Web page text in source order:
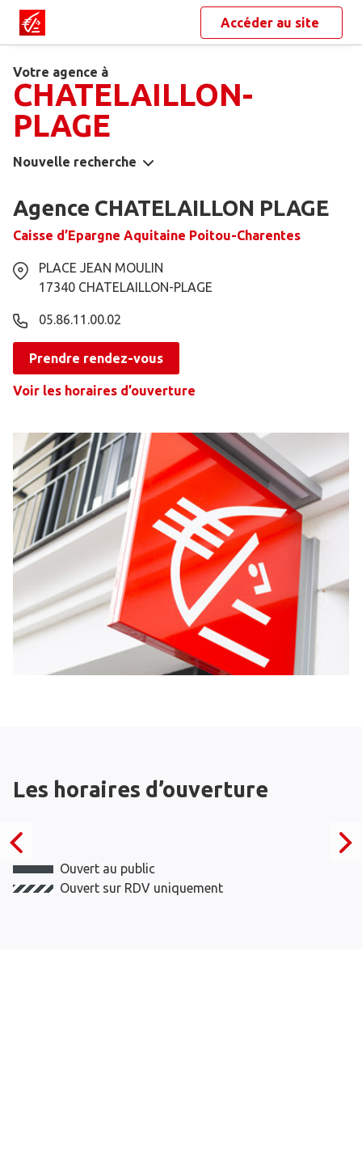
Accéder au site
Votre agence à
CHATELAILLON-
PLAGE
Nouvelle recherche
Agence CHATELAILLON PLAGE
Caisse d’Epargne Aquitaine Poitou-Charentes
PLACE JEAN MOULIN
17340 CHATELAILLON-PLAGE
05.86.11.00.02
Prendre rendez-vous
Voir les horaires d’ouverture
Les horaires d’ouverture
Ouvert au public
Ouvert sur RDV uniquement